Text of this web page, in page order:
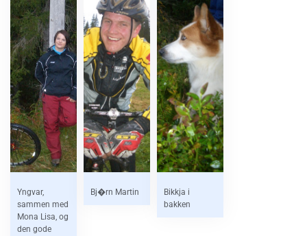
Yngvar,
sammen med
Mona Lisa, og
den gode
Bj�rn Martin
Bikkja i
bakken